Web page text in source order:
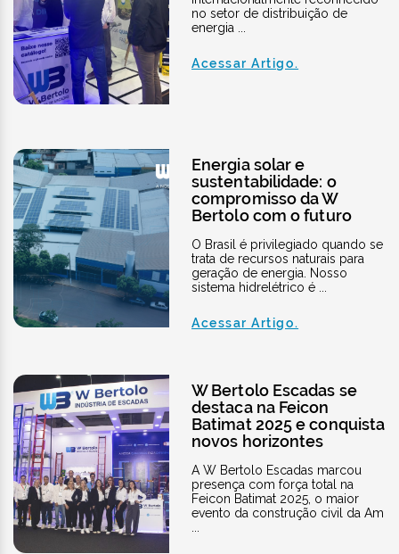
no setor de distribuição de
energia ...
Acessar Artigo.
Energia solar e
sustentabilidade: o
compromisso da W
Bertolo com o futuro
O Brasil é privilegiado quando se
trata de recursos naturais para
geração de energia. Nosso
sistema hidrelétrico é ...
Acessar Artigo.
W Bertolo Escadas se
destaca na Feicon
Batimat 2025 e conquista
novos horizontes
A W Bertolo Escadas marcou
presença com força total na
Feicon Batimat 2025, o maior
evento da construção civil da Am